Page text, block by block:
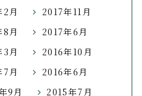
2月
2017年11月
8月
2017年6月
3月
2016年10月
7月
2016年6月
9月
2015年7月